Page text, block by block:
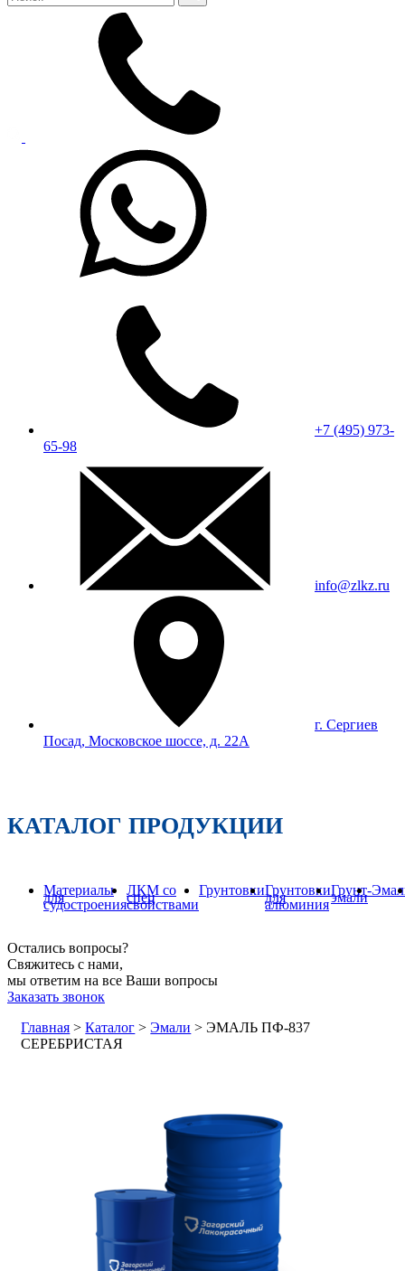
+7 (495) 973-
65-98
info@zlkz.ru
г. Сергиев
Посад, Московское шоссе, д. 22А
КАТАЛОГ ПРОДУКЦИИ
Материалы
для
судостроения
ЛКМ со
спец
свойствами
ГрунтовкиГрунтовки
для
алюминия
Грунт-
эмали
Остались вопросы?
Свяжитесь с нами,
мы ответим на все Ваши вопросы
Заказать звонок
Главная >Каталог >Эмали >ЭМАЛЬ ПФ-837
СЕРЕБРИСТАЯ